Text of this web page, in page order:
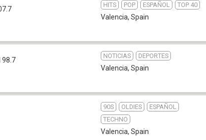
HITS POP ESPAÑOL TOP 40
Valencia, Spain
98.7
NOTICIAS DEPORTES
Valencia, Spain
90S OLDIES
ESPAÑOL
TECHNO
Valencia, Spain